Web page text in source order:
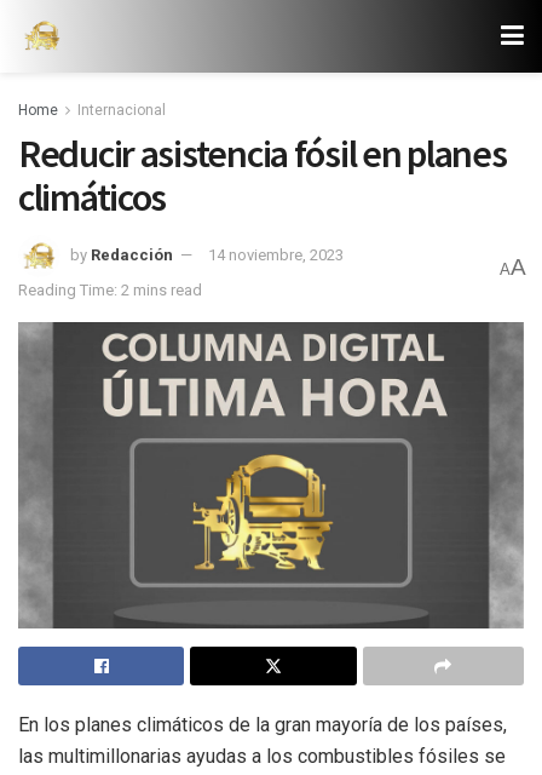
Home Internacional
Reducir asistencia fósil en planes
climáticos
by Redacción
14 noviembre, 2023
Reading Time: 2 mins read
AA
En los planes climáticos de la gran mayoría de los países,
las multimillonarias ayudas a los combustibles fósiles se